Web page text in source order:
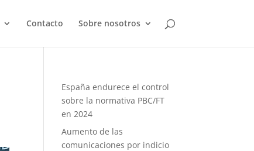
Contacto Sobre nosotros
España endurece el control
sobre la normativa PBC/FT
en 2024
Aumento de las
comunicaciones por indicio